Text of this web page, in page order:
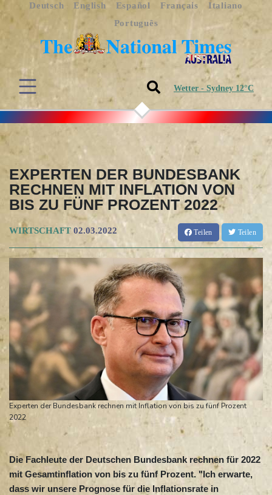
Deutsch English Español Français
Italiano
Português
Wetter - Sydney 12°C
EXPERTEN DER BUNDESBANK
RECHNEN MIT INFLATION VON
BIS ZU FÜNF PROZENT 2022
WIRTSCHAFT 02.03.2022 Teilen Teilen
Experten der Bundesbank rechnen mit Inflation von bis zu fünf Prozent
2022
Die Fachleute der Deutschen Bundesbank rechnen für 2022
mit Gesamtinflation von bis zu fünf Prozent. "Ich erwarte,
dass wir unsere Prognose für die Inflationsrate in